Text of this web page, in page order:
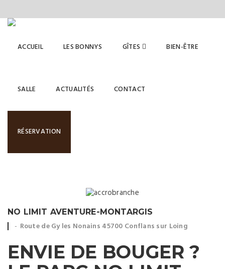
ACCUEIL LES BONNYS GÎTES BIEN-ÊTRE
SALLE ACTUALITÉS CONTACT
RÉSERVATION
ACTUALITÉS
NO LIMIT AVENTURE-MONTARGIS
Event
Route de Gy les Nonains 45700 Conflans sur Loing
ENVIE DE BOUGER ?